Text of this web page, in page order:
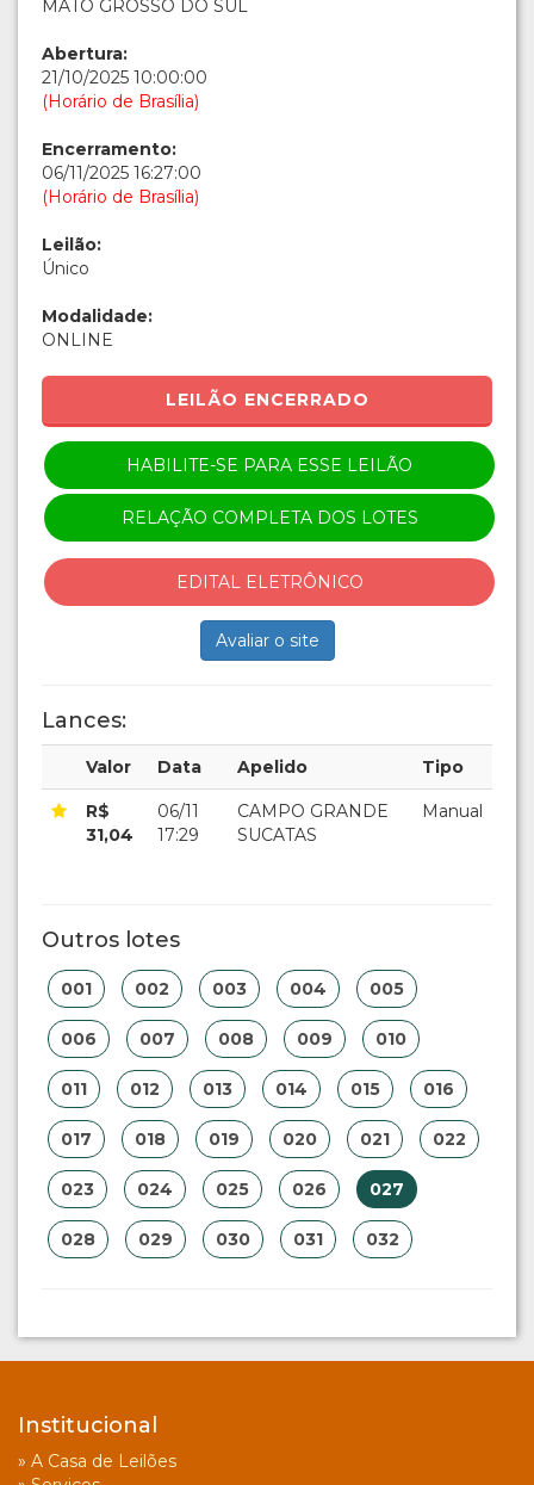
MATO GROSSO DO SUL
Abertura:
21/10/2025 10:00:00
(Horário de Brasília)
Encerramento:
06/11/2025 16:27:00
(Horário de Brasília)
Leilão:
Único
Modalidade:
ONLINE
LEILÃO ENCERRADO
HABILITE-SE PARA ESSE LEILÃO
RELAÇÃO COMPLETA DOS LOTES
EDITAL ELETRÔNICO
Avaliar o site
Lances:
Valor Data Apelido Tipo
R$
31,04
06/11
17:29
CAMPO GRANDE
SUCATAS
Manual
Outros lotes
001 002 003 004 005
006 007 008 009 010
011 012 013 014 015 016
017 018 019 020 021 022
023 024 025 026 027
028 029 030 031 032
Institucional
» A Casa de Leilões